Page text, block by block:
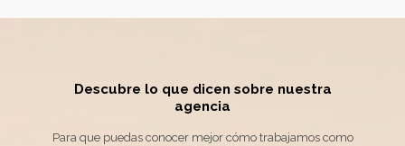
Descubre lo que dicen sobre nuestra
agencia
Para que puedas conocer mejor cómo trabajamos como